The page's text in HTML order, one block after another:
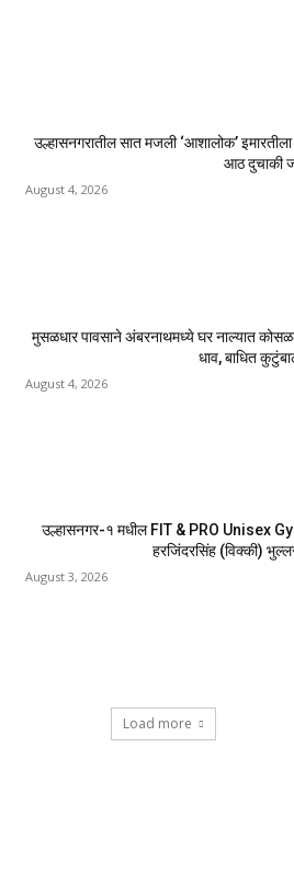
उल्हासनगरातील सात मजली ‘आशालोक’
आठ दुचाकी
August 4, 2026
मुसळधार पावसाने अंबरनाथमध्ये घर नाल्यात
धाव, बाधित
August 4, 2026
उल्हासनगर-१ मधील FIT & PRO Unisex
हरजिंदरसिंह (विक्की)
August 3, 2026
Load more